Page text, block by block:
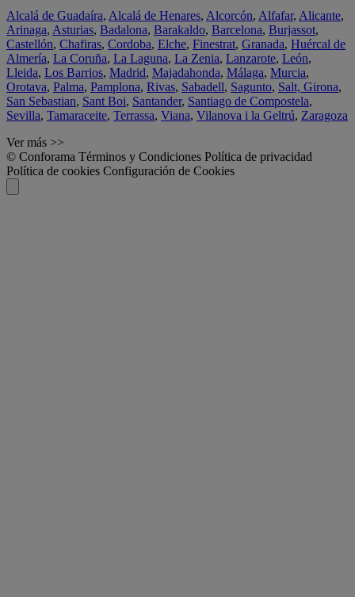
Alcalá de Guadaíra, Alcalá de Henares, Alcorcón, Alfafar, Alicante,
Arinaga, Asturias, Badalona, Barakaldo, Barcelona, Burjassot,
Castellón, Chafiras, Cordoba, Elche, Finestrat, Granada, Huércal de
Almería, La Coruña, La Laguna, La Zenia, Lanzarote, León,
Lleida, Los Barrios, Madrid, Majadahonda, Málaga, Murcia,
Orotava, Palma, Pamplona, Rivas, Sabadell, Sagunto, Salt, Girona,
San Sebastian, Sant Boi, Santander, Santiago de Compostela,
Sevilla, Tamaraceite, Terrassa, Viana, Vilanova i la Geltrú, Zaragoza
Ver más >>
© Conforama Términos y Condiciones Política de privacidad
Política de cookies Configuración de Cookies